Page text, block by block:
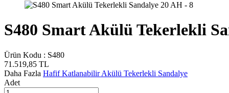
S480 Smart Akülü Tekerlekli
Ürün Kodu : S480
71.519,85 TL
Daha Fazla Hafif Katlanabilir Akülü Tekerlekli Sandalye
Adet